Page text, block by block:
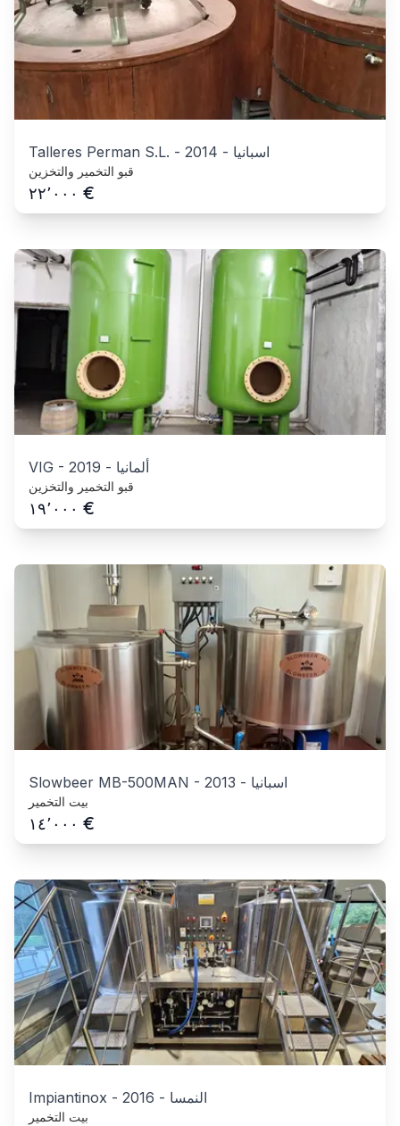
Talleres Perman S.L. - 2014 - اسبانيا
قبو التخمير والتخزين
٢٢٬٠٠٠ €
VIG - 2019 - ألمانيا
قبو التخمير والتخزين
١٩٬٠٠٠ €
Slowbeer MB-500MAN - 2013 - اسبانيا
بيت التخمير
١٤٬٠٠٠ €
Impiantinox - 2016 - النمسا
بيت التخمير